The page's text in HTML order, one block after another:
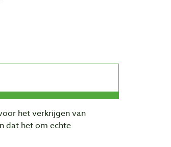
het verkrijgen van
dat het om echte